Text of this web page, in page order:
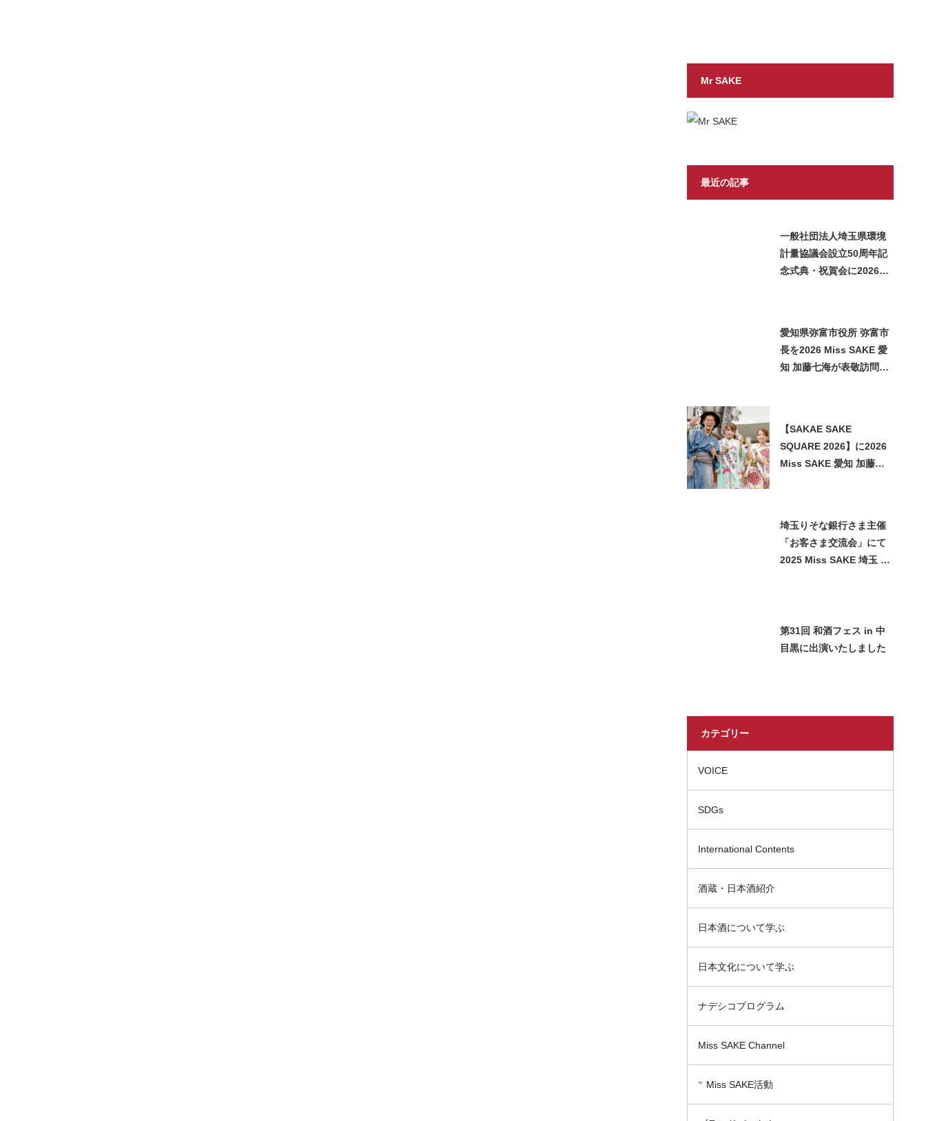
Mr SAKE
最近の記事
一般社団法人埼玉県環境
計量協議会設立50周年記
念式典・祝賀会に2026
愛知県弥富市役所 弥富市
長を2026 Miss SAKE 愛
知 加藤七海が表敬訪問い
【SAKAE SAKE
SQUARE 2026】に2026
Miss SAKE 愛知 加藤七
埼玉りそな銀行さま主催
「お客さま交流会」にて
2025 Miss SAKE 埼玉 石
第31回 和酒フェス in 中
目黒に出演いたしました
カテゴリー
VOICE
SDGs
International Contents
酒蔵・日本酒紹介
日本酒について学ぶ
日本文化について学ぶ
ナデシコプログラム
Miss SAKE Channel
Miss SAKE活動